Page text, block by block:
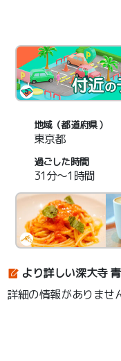
地域（都道府県）
東京都
過ごした時間
31分～1時間
より詳しい深大寺
詳細の情報がありませ